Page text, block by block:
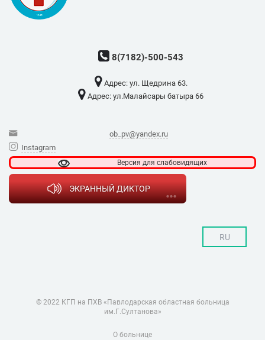
8(7182)-500-543
Адрес: ​ул. Щедрина 63.
Адрес: ​ул.Малайсары батыра 66
ob_pv@yandex.ru
Instagram
Версия для слабовидящих
ЭКРАННЫЙ ДИКТОР
RU
© 2022 КГП на ПХВ «Павлодарская областная больница
им.Г.Султанова»
О больнице